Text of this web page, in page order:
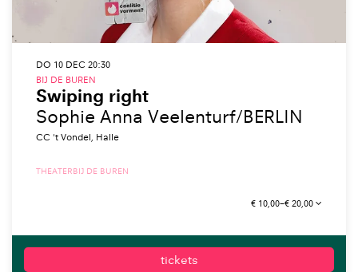
Swiping right
Sophie Anna Veelenturf/BERLIN
BIJ DE BUREN
DO 10 DEC 20:30
CC 't Vondel, Halle
THEATERBIJ DE BUREN
€ 10,00–€ 20,00
tickets